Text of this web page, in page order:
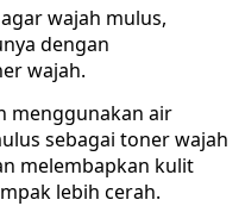
wajah mulus,
dengan
wajah.
menggunakan air
sebagai toner wajah
melembapkan kulit
lebih cerah.